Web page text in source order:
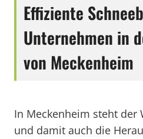
Effiziente
Unternehmen in
von Meckenheim
In Meckenheim steht der
und damit auch die